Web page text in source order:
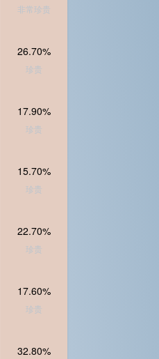
非常珍贵
26.70%
珍贵
17.90%
珍贵
15.70%
珍贵
22.70%
珍贵
17.60%
珍贵
32.80%